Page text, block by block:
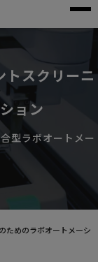
トスクリーニ
ョン
型ラボオートメー
ためのラボオートメーシ